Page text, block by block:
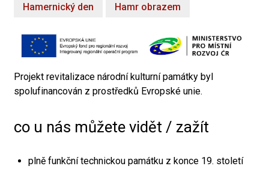
Hamernický den Hamr obrazem
Projekt revitalizace národní kulturní památky byl
spolufinancován z prostředků Evropské unie.
co u nás můžete vidět / zažít
plně funkční technickou památku z konce 19. století